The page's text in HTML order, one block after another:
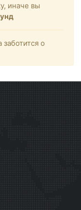
иначе вы
о